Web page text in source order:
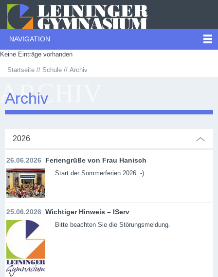
NAVIGATION
Keine Einträge vorhanden
Startseite Schule Archiv
Archiv
2026
26.06.2026 Feriengrüße von Frau Hanisch
Start der Sommerferien 2026 :-)
25.06.2026 Wichtiger Hinweis – IServ
Bitte beachten Sie die Störungsmeldung.